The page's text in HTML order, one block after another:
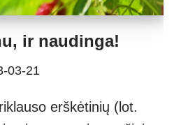
ir naudinga!
03-21
erškėtinių (lot.